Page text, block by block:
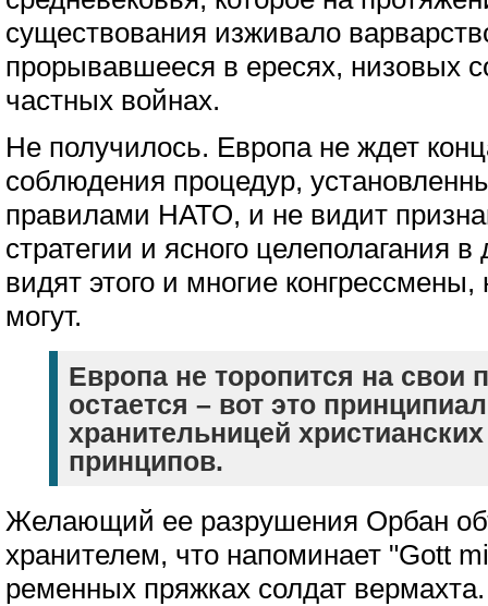
существования изживало
прорывавшееся в ересях, низовых
частных войнах.
Не получилось. Европа не ждет
соблюдения процедур,
правилами НАТО, и не видит
стратегии и ясного целеполагания
видят этого и многие конгрессмены,
могут.
Европа не торопится на свои
остается – вот это
хранительницей
принципов.
Желающий ее разрушения Орбан
хранителем, что напоминает "Gott
ременных пряжках солдат